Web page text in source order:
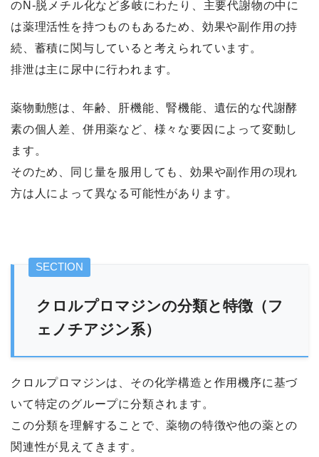
のN-脱メチル化など多岐にわたり、主要代謝物の中に
は薬理活性を持つものもあるため、効果や副作用の持
続、蓄積に関与していると考えられています。
排泄は主に尿中に行われます。
薬物動態は、年齢、肝機能、腎機能、遺伝的な代謝酵
素の個人差、併用薬など、様々な要因によって変動し
ます。
そのため、同じ量を服用しても、効果や副作用の現れ
方は人によって異なる可能性があります。
クロルプロマジンの分類と特徴（フ
ェノチアジン系）
クロルプロマジンは、その化学構造と作用機序に基づ
いて特定のグループに分類されます。
この分類を理解することで、薬物の特徴や他の薬との
関連性が見えてきます。